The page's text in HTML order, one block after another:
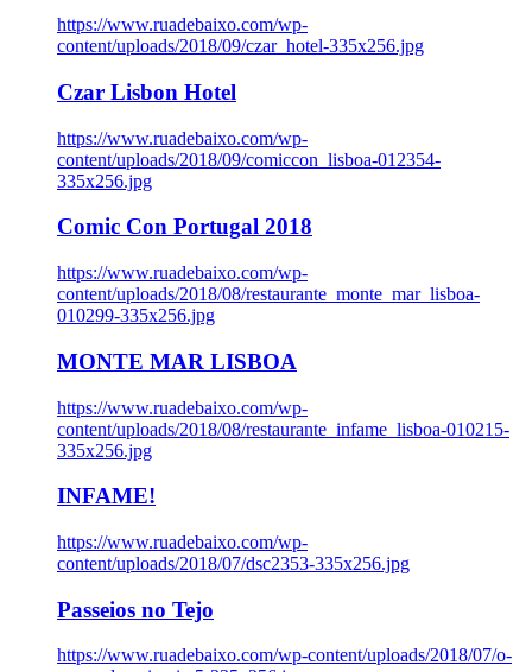
https://www.ruadebaixo.com/wp-
content/uploads/2018/09/czar_hotel-335x256.jpg
Czar Lisbon Hotel
https://www.ruadebaixo.com/wp-
content/uploads/2018/09/comiccon_lisboa-012354-
335x256.jpg
Comic Con Portugal 2018
https://www.ruadebaixo.com/wp-
content/uploads/2018/08/restaurante_monte_mar_lisboa-
010299-335x256.jpg
MONTE MAR LISBOA
https://www.ruadebaixo.com/wp-
content/uploads/2018/08/restaurante_infame_lisboa-010215-
335x256.jpg
INFAME!
https://www.ruadebaixo.com/wp-
content/uploads/2018/07/dsc2353-335x256.jpg
Passeios no Tejo
https://www.ruadebaixo.com/wp-content/uploads/2018/07/o-